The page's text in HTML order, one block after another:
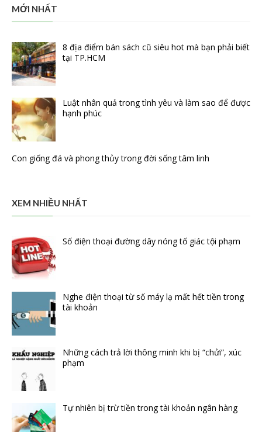
MỚI NHẤT
8 địa điểm bán sách cũ siêu hot mà bạn phải biết
tại TP.HCM
Luật nhân quả trong tình yêu và làm sao để được
hạnh phúc
Con giống đá và phong thủy trong đời sống tâm linh
XEM NHIỀU NHẤT
Số điện thoại đường dây nóng tố giác tội phạm
Nghe điện thoại từ số máy lạ mất hết tiền trong
tài khoản
Những cách trả lời thông minh khi bị “chửi”, xúc
phạm
Tự nhiên bị trừ tiền trong tài khoản ngân hàng